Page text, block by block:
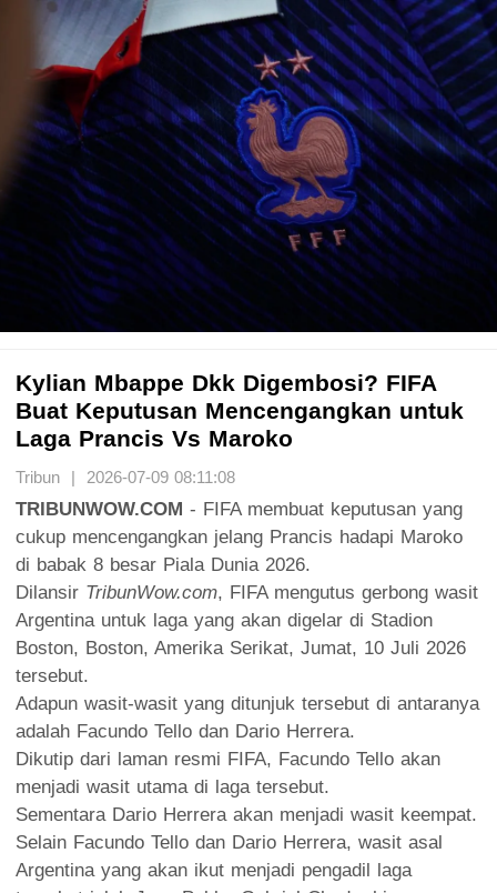
Kylian Mbappe Dkk Digembosi? FIFA
Buat Keputusan Mencengangkan untuk
Laga Prancis Vs Maroko
Tribun | 2026-07-09 08:11:08
TRIBUNWOW.COM - FIFA membuat keputusan yang
cukup mencengangkan jelang Prancis hadapi Maroko
di babak 8 besar Piala Dunia 2026.
Dilansir TribunWow.com, FIFA mengutus gerbong wasit
Argentina untuk laga yang akan digelar di Stadion
Boston, Boston, Amerika Serikat, Jumat, 10 Juli 2026
tersebut.
Adapun wasit-wasit yang ditunjuk tersebut di antaranya
adalah Facundo Tello dan Dario Herrera.
Dikutip dari laman resmi FIFA, Facundo Tello akan
menjadi wasit utama di laga tersebut.
Sementara Dario Herrera akan menjadi wasit keempat.
Selain Facundo Tello dan Dario Herrera, wasit asal
Argentina yang akan ikut menjadi pengadil laga